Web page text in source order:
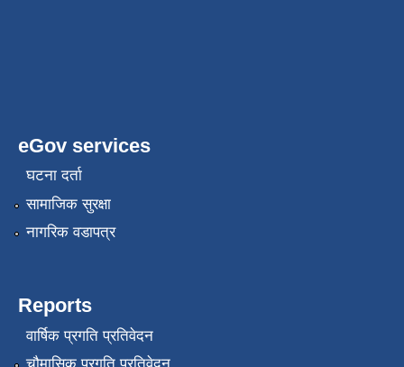
eGov services
घटना दर्ता
सामाजिक सुरक्षा
नागरिक वडापत्र
Reports
वार्षिक प्रगति प्रतिवेदन